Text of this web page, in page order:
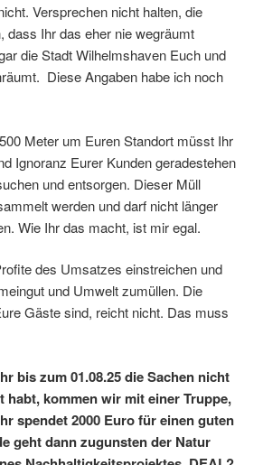
Versprechen nicht halten, die
dass Ihr das eher nie wegräumt
die Stadt Wilhelmshaven Euch und
Diese Angaben habe ich noch
Meter um Euren Standort müsst Ihr
Ignoranz Eurer Kunden geradestehen
und entsorgen. Dieser Müll
werden und darf nicht länger
Wie Ihr das macht, ist mir egal.
des Umsatzes einstreichen und
und Umwelt zumüllen. Die
Gäste sind, reicht nicht. Das muss
bis zum 01.08.25 die Sachen nicht
habt, kommen wir mit einer Truppe,
spendet 2000 Euro für einen guten
geht dann zugunsten der Natur